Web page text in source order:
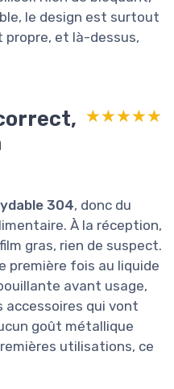
le design est surtout
et là-dessus,
★★★★★
★★★★★
304, donc du
À la réception,
gras, rien de suspect.
première fois au liquide
avant usage,
accessoires qui vont
goût métallique
utilisations, ce